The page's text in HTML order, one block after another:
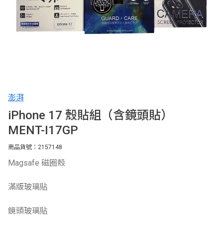
澎湃
iPhone 17 殼貼組（含鏡頭貼）
MENT-I17GP
商品貨號：2157148
Magsafe 磁圈殼
滿版玻璃貼
鏡頭玻璃貼